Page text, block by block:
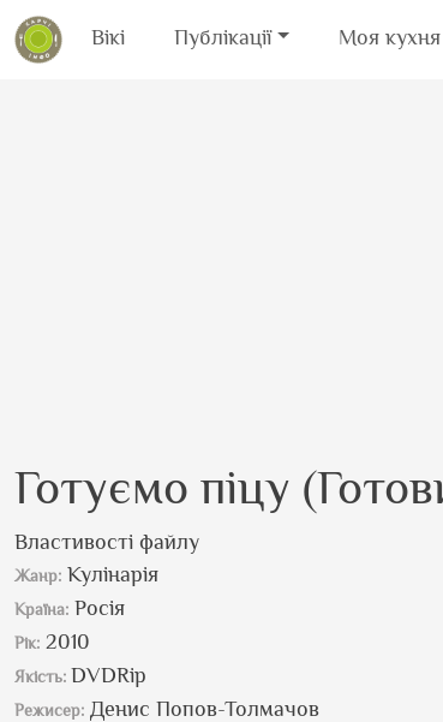
Вікі Публікації Моя кухня
Готуємо піцу
Властивості файлу
Жанр: Кулінарія
Країна: Росія
Рік: 2010
Якість: DVDRip
Режисер: Денис Попов-Толмачов